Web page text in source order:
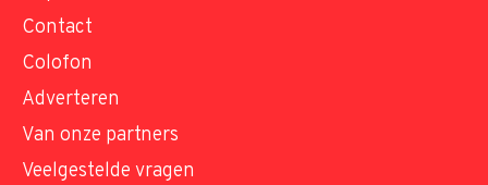
Contact
Colofon
Adverteren
Van onze partners
Veelgestelde vragen